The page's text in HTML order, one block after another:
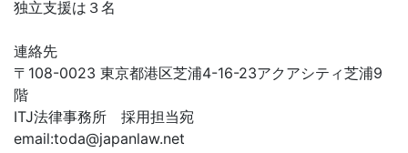
独立支援は３名
連絡先
〒108-0023 東京都港区芝浦4-16-23アクアシティ芝浦9
階
ITJ法律事務所 採用担当宛
email:toda@japanlaw.net